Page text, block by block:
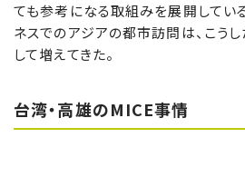
ても参考になる取組みを展開してい
ネスでのアジアの都市訪問は、こう
して増えてきた。
台湾・高雄のMICE事情